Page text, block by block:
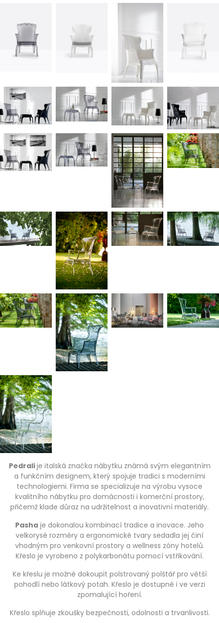
Pedralije italská značka nábytku známá svým elegantním
a funkčním designem, který spojuje tradici s moderními
technologiemi. Firma se specializuje na výrobu vysoce
kvalitního nábytku pro domácnosti i komerční prostory,
přičemž klade důraz na udržitelnost a inovativní materiály.
Pasha je dokonalou kombinací tradice a inovace. Jeho
velkorysé rozměry a ergonomické tvary sedadla jej činí
vhodným pro venkovní prostory a wellness zóny hotelů.
Křeslo je vyrobeno z polykarbonátu pomocí vstřikování.
Ke křeslu je možné dokoupit polstrovaný polštář pro větší
pohodlí nebo látkový potah. Křeslo je dostupné i ve verzi
zpomalující hoření.
Křeslo splňuje zkoušky bezpečnosti, odolnosti a trvanlivosti.